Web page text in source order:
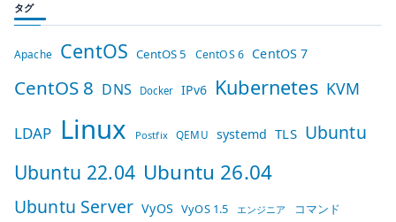
タグ
Apache CentOS CentOS 5 CentOS 6 CentOS 7
CentOS 8 DNS Docker IPv6 Kubernetes KVM
LDAP Linux Postfix QEMU systemd TLS Ubuntu
Ubuntu 22.04 Ubuntu 26.04
Ubuntu Server VyOS VyOS 1.5 エンジニア コマンド